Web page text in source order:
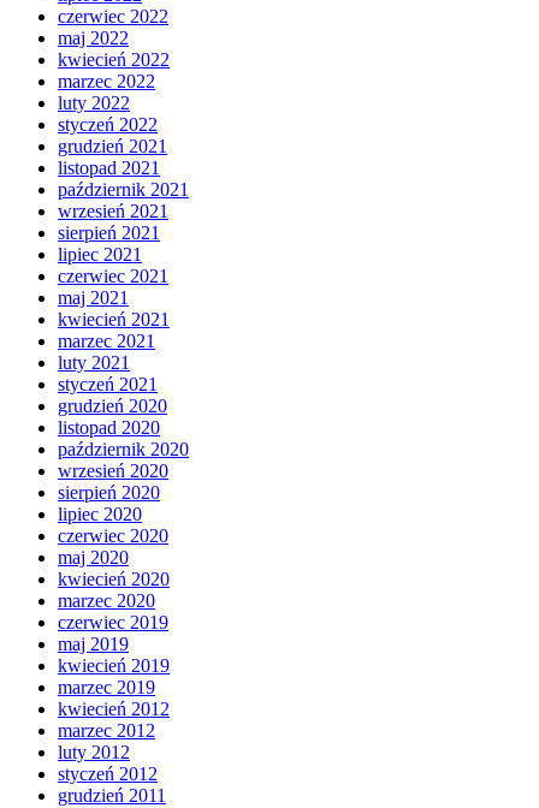
czerwiec 2022
maj 2022
kwiecień 2022
marzec 2022
luty 2022
styczeń 2022
grudzień 2021
listopad 2021
październik 2021
wrzesień 2021
sierpień 2021
lipiec 2021
czerwiec 2021
maj 2021
kwiecień 2021
marzec 2021
luty 2021
styczeń 2021
grudzień 2020
listopad 2020
październik 2020
wrzesień 2020
sierpień 2020
lipiec 2020
czerwiec 2020
maj 2020
kwiecień 2020
marzec 2020
czerwiec 2019
maj 2019
kwiecień 2019
marzec 2019
kwiecień 2012
marzec 2012
luty 2012
styczeń 2012
grudzień 2011